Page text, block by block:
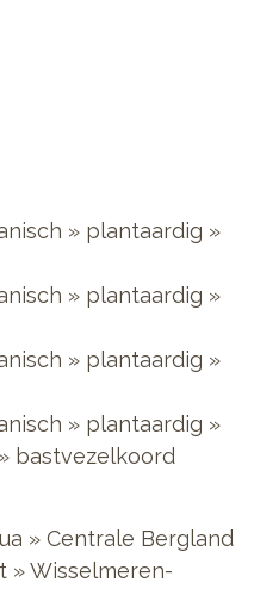
» plantaardig »
» plantaardig »
» plantaardig »
» plantaardig »
bastvezelkoord
» Centrale Bergland
»Wisselmeren-